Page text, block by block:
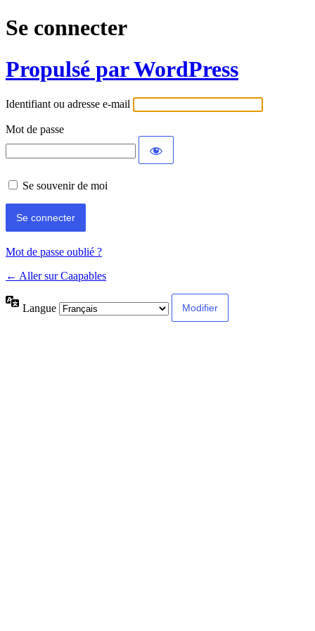
Se connecter
Propulsé par WordPress
Identifiant ou adresse e-mail
Mot de passe
Se souvenir de moi
Mot de passe oublié ?
← Aller sur Caapables
Langue